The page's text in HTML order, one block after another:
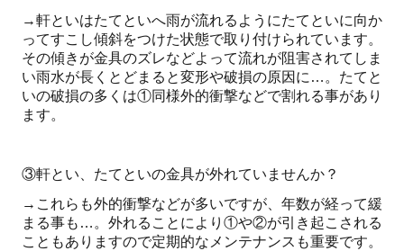
→軒といはたてといへ雨が流れるようにたてといに向か
ってすこし傾斜をつけた状態で取り付けられています。
その傾きが金具のズレなどよって流れが阻害されてしま
い雨水が長くとどまると変形や破損の原因に…。たてと
いの破損の多くは①同様外的衝撃などで割れる事があり
ます。
③軒とい、たてといの金具が外れていませんか？
→これらも外的衝撃などが多いですが、年数が経って緩
まる事も…。外れることにより①や②が引き起こされる
こともありますので定期的なメンテナンスも重要です。